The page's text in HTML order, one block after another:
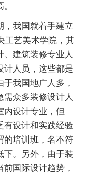
我国就着手建立
工艺美术学院，其
建筑装修专业人
计人员，这些都是
我国地广人多，
众多装修设计人
内设计专业，但
有设计和实践经验
的培训班，名不符
下。另外，由于装
国际设计趋势，